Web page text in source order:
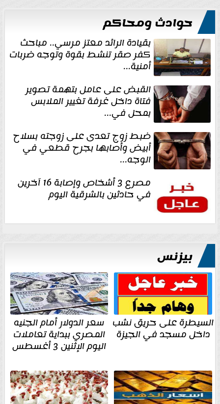
حوادث ومحاكم
بقيادة الرائد معتز مرسي.. مباحث
كفر صقر تنشط بقوة وتوجه ضربات
أمنية...
القبض على عامل بتهمة تصوير
فتاة داخل غرفة تغيير الملابس
بمحل في...
ضبط زوج تعدى على زوجته بسلاح
أبيض وأصابها بجرح قطعي في
الوجه...
مصرع 3 أشخاص وإصابة 16 آخرين
في حادثين بالشرقية اليوم
بيزنس
السيطرة على حريق نشب
داخل مسجد في الجيزة
سعر الدولار أمام الجنيه
المصري ببداية تعاملات
اليوم الإثنين 3 أغسطس